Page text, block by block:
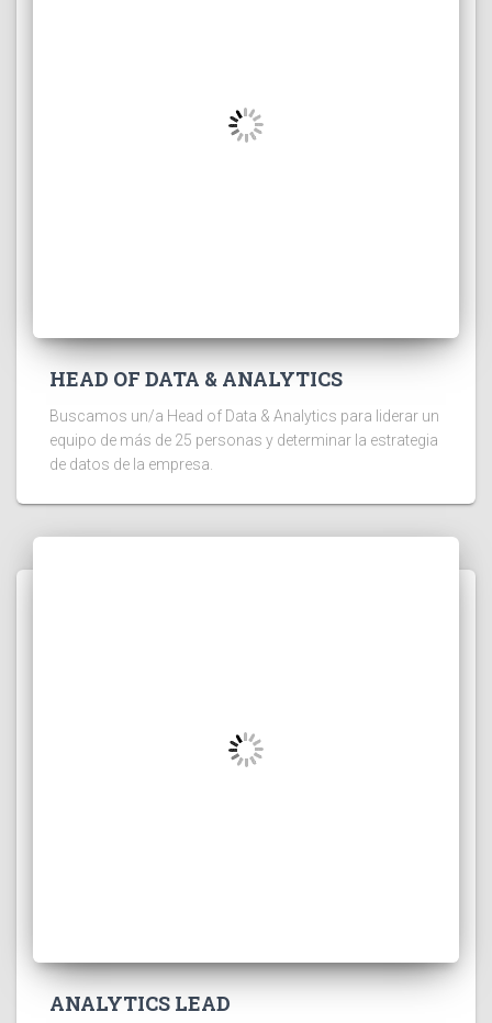
HEAD OF DATA & ANALYTICS
Buscamos un/a Head of Data & Analytics para liderar un
equipo de más de 25 personas y determinar la estrategia
de datos de la empresa.
ANALYTICS LEAD